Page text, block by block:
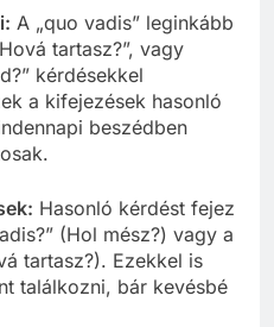
A „quo vadis” leginkább
tartasz?”, vagy
kérdésekkel
a kifejezések hasonló
beszédben
Hasonló kérdést fejez
(Hol mész?) vagy a
tartasz?). Ezekkel is
találkozni, bár kevésbé